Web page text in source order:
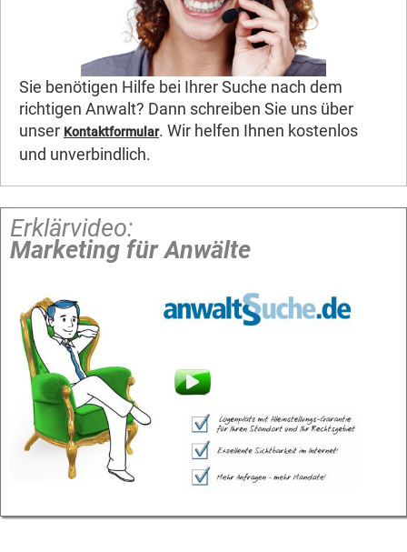
Sie benötigen Hilfe bei Ihrer Suche nach dem
richtigen Anwalt? Dann schreiben Sie uns über
unser Kontaktformular. Wir helfen Ihnen kostenlos
und unverbindlich.
Erklärvideo:
Marketing für Anwälte